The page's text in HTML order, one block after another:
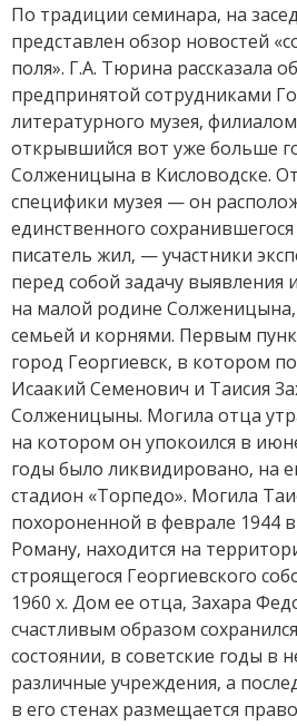
По традиции семинара, на
представлен обзор новостей
поля». Г.А. Тюрина рассказала
предпринятой сотрудниками
литературного музея,
открывшийся вот уже больше
Солженицына в Кисловодске.
специфики музея — он
единственного
писатель жил, — участники
перед собой задачу выявления
на малой родине Солженицына,
семьей и корнями. Первым
город Георгиевск, в котором
Исаакий Семенович и Таисия
Солженицыны. Могила отца
на котором он упокоился в
годы было ликвидировано, на
стадион «Торпедо». Могила
похороненной в феврале 1944
Роману, находится на
строящегося Георгиевского
1960 х. Дом ее отца, Захара
счастливым образом
состоянии, в советские годы в
различные учреждения, а
в его стенах размещается